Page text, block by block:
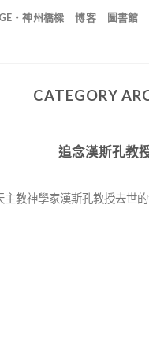
・神州橋樑 博客 圖書館
CATEGORY
追念漢斯孔教
主教神學家漢斯孔教授去世